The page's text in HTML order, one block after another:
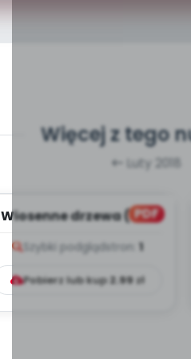
Więcej z tego
Luty 2018
PDF
Wiosenne drzewa (PD)
Szybki podglądstron: 1
Pobierz lub kup2.99zł